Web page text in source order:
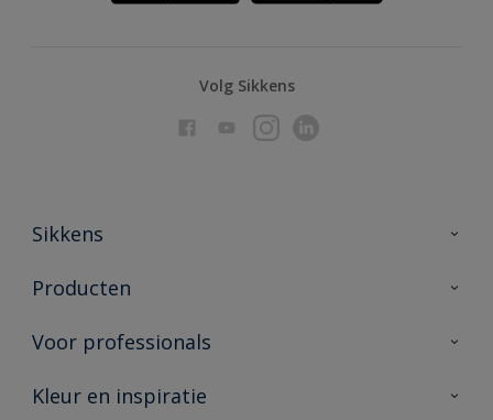
Volg Sikkens
Sikkens
Over Sikkens
Duurzaamheid
Producten
Producten voor binnen
Vind je verkooppunt
Voor professionals
Advies & service
Kleur en inspiratie